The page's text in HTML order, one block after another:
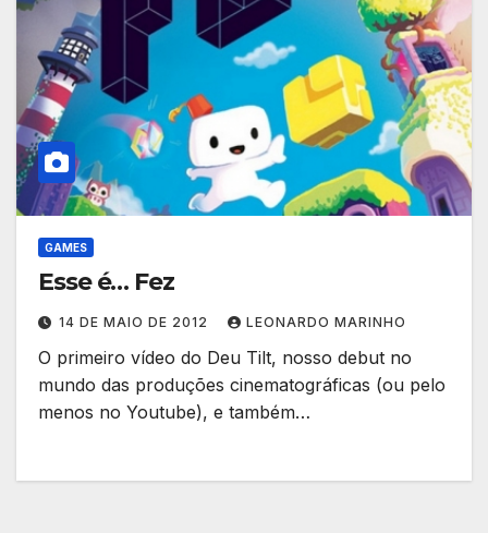
GAMES
Esse é… Fez
14 DE MAIO DE 2012 LEONARDO MARINHO
O primeiro vídeo do Deu Tilt, nosso debut no
mundo das produções cinematográficas (ou pelo
menos no Youtube), e também…